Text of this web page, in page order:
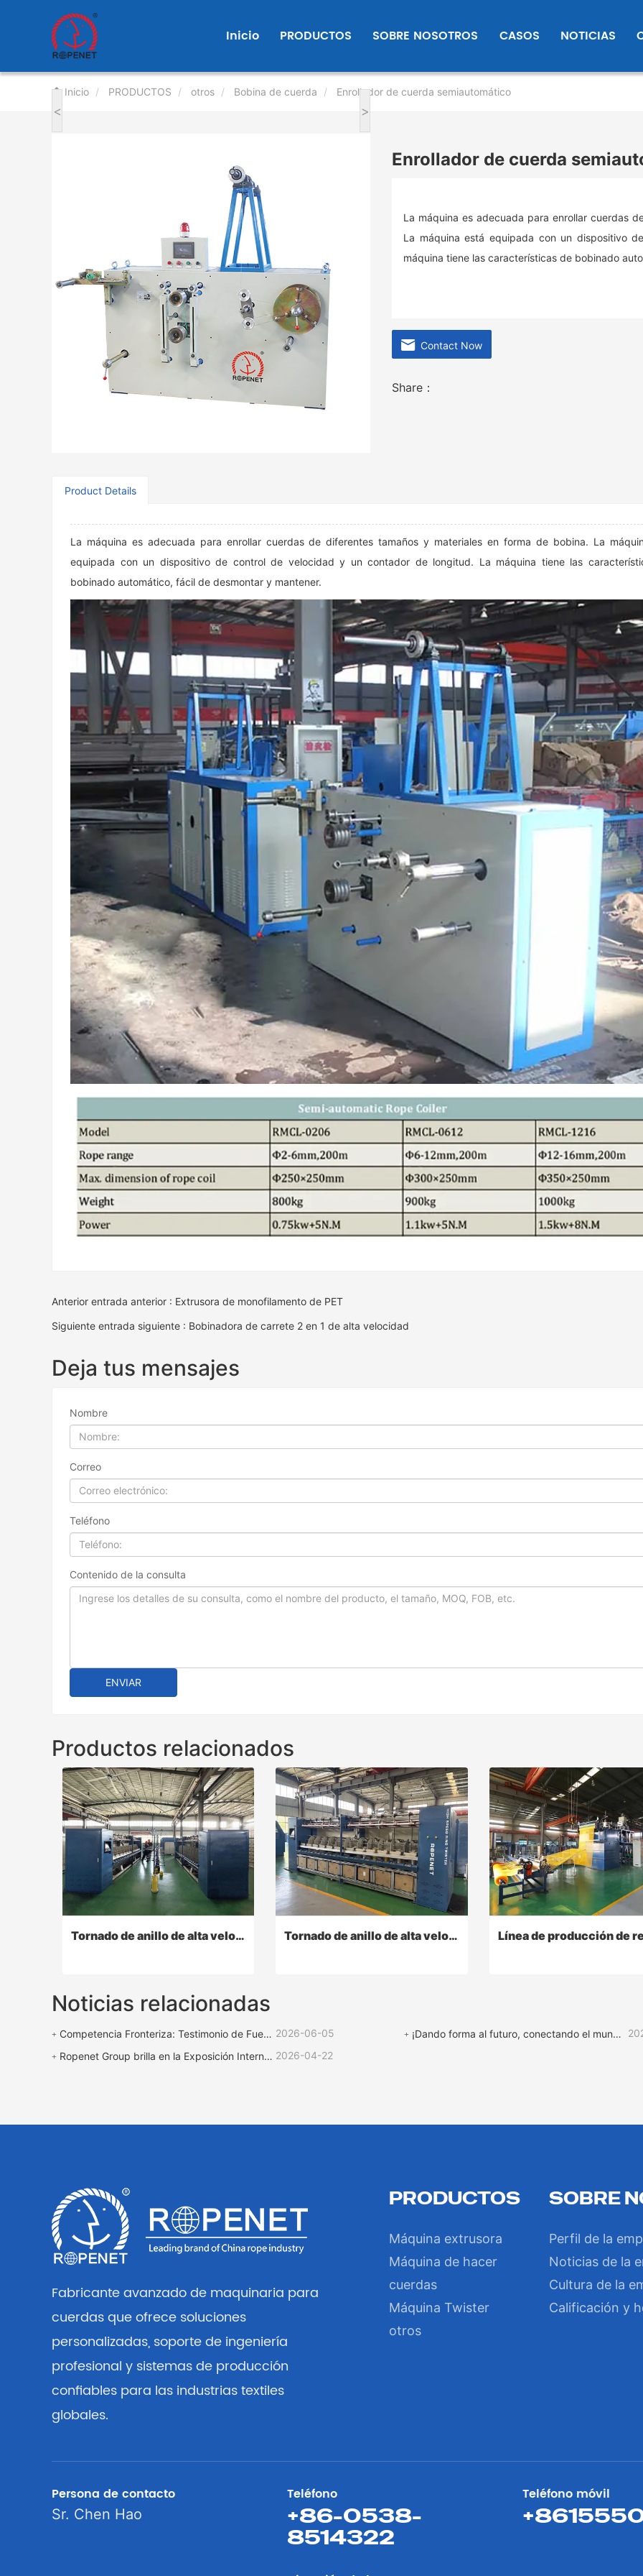
Inicio PRODUCTOS SOBRE NOSOTROS CASOS NOTICIAS
User
account
menu
Inicio PRODUCTOS otros Bobina de cuerda Enrollador de cuerda semiautomático
< >
Enrollador de cuerda
La máquina es adecuada para enrollar cuerdas
La máquina está equipada con un dispositivo
máquina tiene las características de bobinado
Contact Now
Share：
Product Details
La máquina es adecuada para enrollar cuerdas de diferentes tamaños y materiales en forma de bobina. La
equipada con un dispositivo de control de velocidad y un contador de longitud. La máquina tiene las
bobinado automático, fácil de desmontar y mantener.
Anterior entrada anterior : Extrusora de monofilamento de PET
Siguiente entrada siguiente : Bobinadora de carrete 2 en 1 de alta velocidad
Deja tus mensajes
Nombre
Correo
Teléfono
Contenido de la consulta
ENVIAR
Productos relacionados
Tornado de anillo de alta velocidad Tornado de anillo de alta velocidad
Contact Now Contact Now
Noticias relacionadas
Competencia Fronteriza: Testimonio de Fuerza | Equipo ROPENET Apoya la Competencia de Cuerdas "Copa de Rescate Lu Zhen" 2026-06-05 ¡Dando forma al futuro, conectando el mundo! | ¡La feria internacional de plásticos y caucho ROPENET 2026 llega a su fin!
Ropenet Group brilla en la Exposición Internacional de Caucho y Plástico de Shanghái y regresa cargado de oportunidades para expandir su negocio global. 2026-04-22
Fabricante avanzado de maquinaria para
cuerdas que ofrece soluciones
personalizadas, soporte de ingeniería
profesional y sistemas de producción
confiables para las industrias textiles
globales.
PRODUCTOS
Máquina extrusora
Máquina de hacer
cuerdas
Máquina Twister
otros
SOBRE
Perfil de la
Noticias de la
Cultura de la
Calificación y
Persona de contacto
Sr. Chen Hao
Teléfono
+86-0538-
8514322
Teléfono móvil